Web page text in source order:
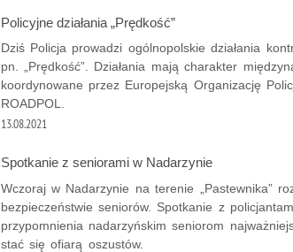
Policyjne działania „Prędkość”
Dziś Policja prowadzi ogólnopolskie działania
pn. „Prędkość”. Działania mają charakter
koordynowane przez Europejską Organizację
ROADPOL.
13.08.2021
Spotkanie z seniorami w Nadarzynie
Wczoraj w Nadarzynie na terenie „Pastewnika”
bezpieczeństwie seniorów. Spotkanie z
przypomnienia nadarzyńskim seniorom
stać się ofiarą oszustów.